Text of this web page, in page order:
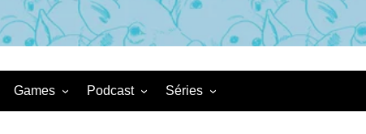
Games Podcast Séries